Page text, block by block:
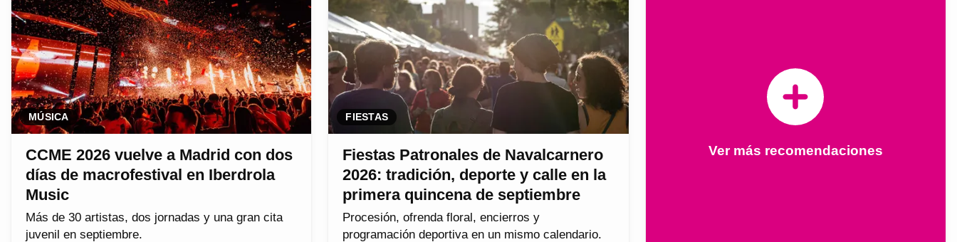
MÚSICA
CCME 2026 vuelve a Madrid con dos
días de macrofestival en Iberdrola
Music
Más de 30 artistas, dos jornadas y una gran cita
juvenil en septiembre.
FIESTAS
Fiestas Patronales de Navalcarnero
2026: tradición, deporte y calle en la
primera quincena de septiembre
Procesión, ofrenda floral, encierros y
programación deportiva en un mismo calendario.
Ver más recomendaciones